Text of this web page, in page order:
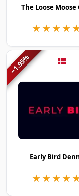
The Loose Moose
−
1.95
%
Early Bird